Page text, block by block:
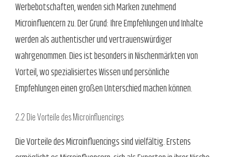
Werbebotschaften, wenden sich Marken zunehmend
Microinfluencern zu. Der Grund: Ihre Empfehlungen und Inhalte
werden als authentischer und vertrauenswürdiger
wahrgenommen. Dies ist besonders in Nischenmärkten von
Vorteil, wo spezialisiertes Wissen und persönliche
Empfehlungen einen großen Unterschied machen können.
2.2 Die Vorteile des Microinfluencings
Die Vorteile des Microinfluencings sind vielfältig. Erstens